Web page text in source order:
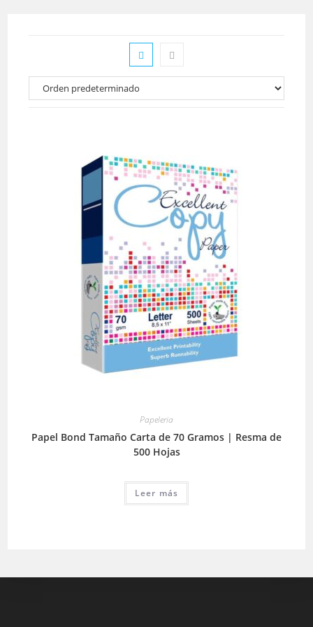
Papeleria
Papel Bond Tamaño Carta de 70 Gramos | Resma de
500 Hojas
Leer más